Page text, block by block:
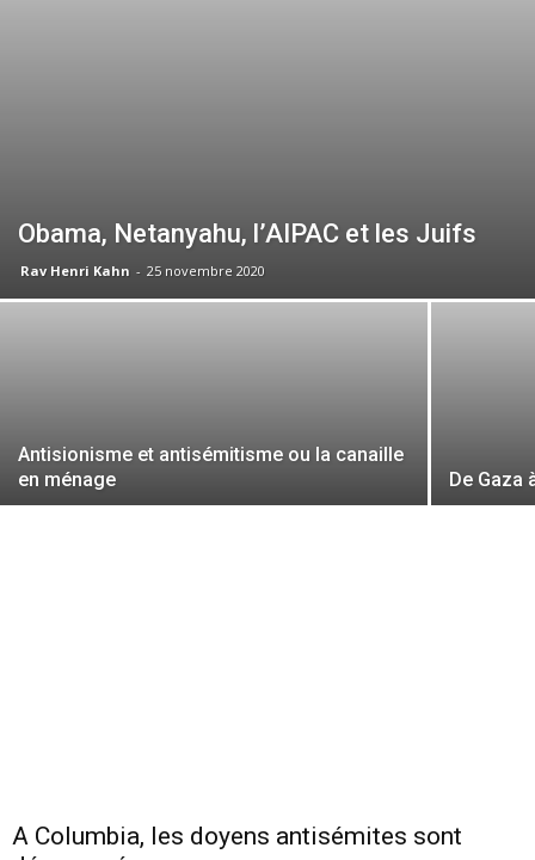
Obama, Netanyahu, l’AIPAC et les Juifs
Rav Henri Kahn - 25 novembre 2020
Antisionisme et antisémitisme ou la canaille
en ménage
De Gaza
A Columbia, les doyens antisémites sont